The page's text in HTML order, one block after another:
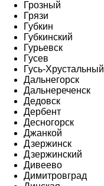
Грозный
Грязи
Губкин
Губкинский
Гурьевск
Гусев
Гусь-Хрустальный
Дальнегорск
Дальнереченск
Дедовск
Дербент
Десногорск
Джанкой
Дзержинск
Дзержинский
Дивеево
Димитровград